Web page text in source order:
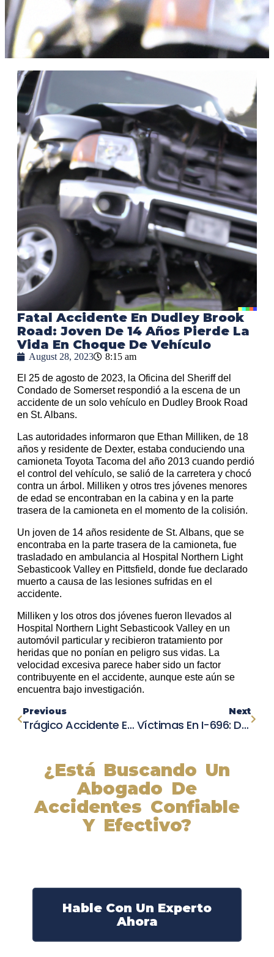
Fatal Accidente En Dudley Brook
Road: Joven De 14 Años Pierde La
Vida En Choque De Vehículo
August 28, 2023 8:15 am
El 25 de agosto de 2023, la Oficina del Sheriff del
Condado de Somerset respondió a la escena de un
accidente de un solo vehículo en Dudley Brook Road
en St. Albans.
Las autoridades informaron que Ethan Milliken, de 18
años y residente de Dexter, estaba conduciendo una
camioneta Toyota Tacoma del año 2013 cuando perdió
el control del vehículo, se salió de la carretera y chocó
contra un árbol. Milliken y otros tres jóvenes menores
de edad se encontraban en la cabina y en la parte
trasera de la camioneta en el momento de la colisión.
Un joven de 14 años residente de St. Albans, que se
encontraba en la parte trasera de la camioneta, fue
trasladado en ambulancia al Hospital Northern Light
Sebasticook Valley en Pittsfield, donde fue declarado
muerto a causa de las lesiones sufridas en el
accidente.
Milliken y los otros dos jóvenes fueron llevados al
Hospital Northern Light Sebasticook Valley en un
automóvil particular y recibieron tratamiento por
heridas que no ponían en peligro sus vidas. La
velocidad excesiva parece haber sido un factor
contribuyente en el accidente, aunque este aún se
encuentra bajo investigación.
Previous
Trágico Accidente En Carretera 70: Un Hombre Pierde La Vida Al Volcar Su Vehículo Cerca De McGowan Parkway
Next
Víctimas En I-696: Dos Choques Impactantes Dejan Múltiples Heridos En Michigan
¿Está Buscando Un
Abogado De
Accidentes Confiable
Y Efectivo?
Hable Con Un Experto
Ahora